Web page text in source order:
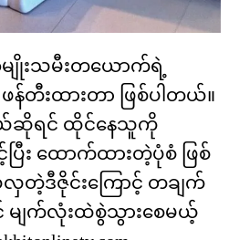
ျိုးသမီးတယောက်ရဲ့
ဖန်တီးထားတာ ဖြစ်ပါတယ်။
ဆိုရင် ထိုင်နေသူကို
ြီး ထောက်ထားတဲ့ပုံစံ ဖြစ်
လှတဲ့ဒီဇိုင်းကြောင့် တချက်
ျက်လုံးထဲစွဲသွားစေမယ့်